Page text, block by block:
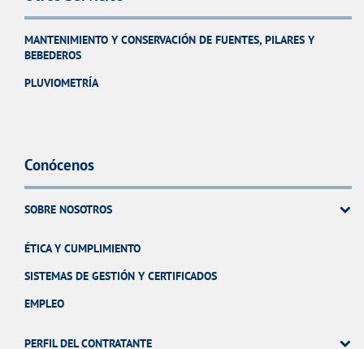
MANTENIMIENTO Y CONSERVACIÓN DE FUENTES, PILARES Y
BEBEDEROS
PLUVIOMETRÍA
Conócenos
SOBRE NOSOTROS
ÉTICA Y CUMPLIMIENTO
SISTEMAS DE GESTIÓN Y CERTIFICADOS
EMPLEO
PERFIL DEL CONTRATANTE